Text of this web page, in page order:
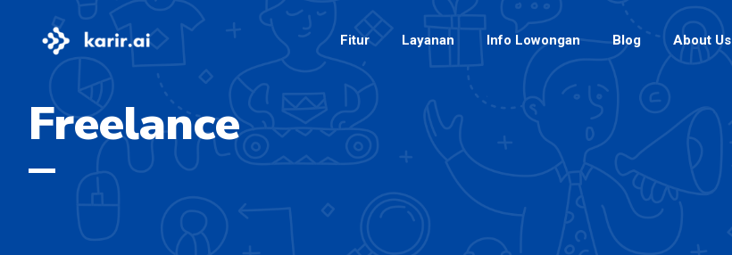
Fitur Layanan Info Lowongan Blog About Us
Freelance